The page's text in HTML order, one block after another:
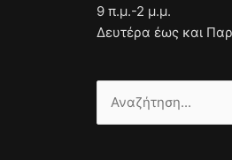
9 π.μ.-2 μ.μ.
Δευτέρα έως και
Αναζήτηση
για: